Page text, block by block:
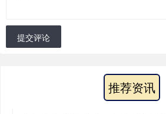
提交评论
推荐资讯